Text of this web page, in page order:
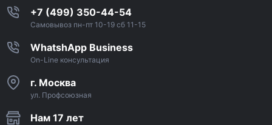
+7 (499) 350-44-54
Самовывоз пн-пт 10-19 сб 11-15
WhatshApp Business
On-Line консультация
г. Москва
ул. Профсоюзная
Нам 17 лет